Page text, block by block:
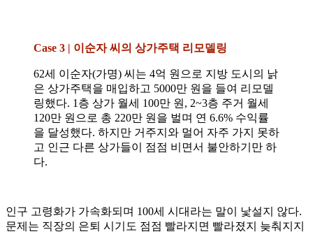
Case 3 | 이순자 씨의 상가주택 리모델링
62세 이순자(가명) 씨는 4억 원으로 지방 도시의 낡
은 상가주택을 매입하고 5000만 원을 들여 리모델
링했다. 1층 상가 월세 100만 원, 2~3층 주거 월세
120만 원으로 총 220만 원을 벌며 연 6.6% 수익률
을 달성했다. 하지만 거주지와 멀어 자주 가지 못하
고 인근 다른 상가들이 점점 비면서 불안하기만 하
다.
인구 고령화가 가속화되며 100세 시대라는 말이 낯설지 않다.
문제는 직장의 은퇴 시기도 점점 빨라지면 빨라졌지 늦춰지지